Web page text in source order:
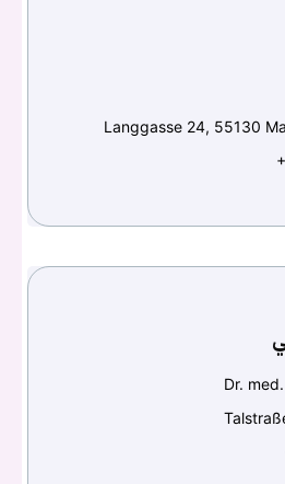
Langgasse 24, 55130
Dr.